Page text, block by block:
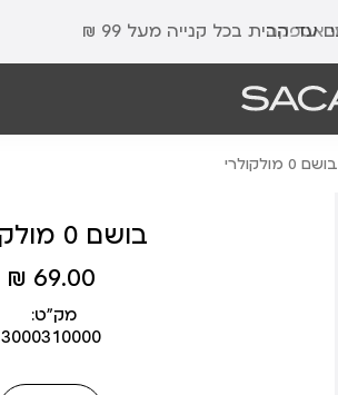
בושם 0 מולקולרי
בושם 0 מולקולרי
מחיר
מוצר
69.00 ₪
מק״ט:
3000310000